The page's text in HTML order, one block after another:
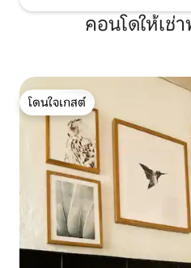
คอนโดให้เช่
โดนใจเกสต์
โดนใจเกสต์